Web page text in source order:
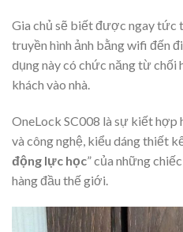
Gia chủ sẽ biết được ngay tức
truyền hình ảnh bằng wifi đến
dụng này có chức năng từ chối
khách vào nhà.
OneLock SC008 là sự kiết hợp
và công nghệ, kiểu dáng thiết
động lực học” của những
hàng đầu thế giới.